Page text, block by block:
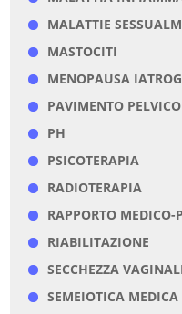
MALATTIE
MASTOCITI
MENOPAUSA
PAVIMENTO
PH
PSICOTERAPIA
RADIOTERAPIA
RAPPORTO MEDICO-
RIABILITAZIONE
SECCHEZZA
SEMEIOTICA MEDICA